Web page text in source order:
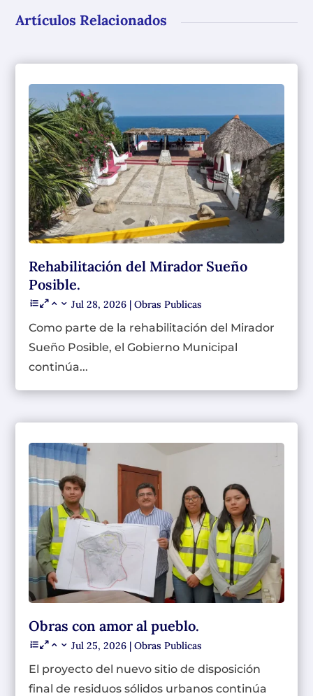
Artículos Relacionados
Rehabilitación del Mirador Sueño
Posible.
Jul 28, 2026 |Obras Publicas
Como parte de la rehabilitación del Mirador
Sueño Posible, el Gobierno Municipal
continúa...
Obras con amor al pueblo.
Jul 25, 2026 |Obras Publicas
El proyecto del nuevo sitio de disposición
final de residuos sólidos urbanos continúa